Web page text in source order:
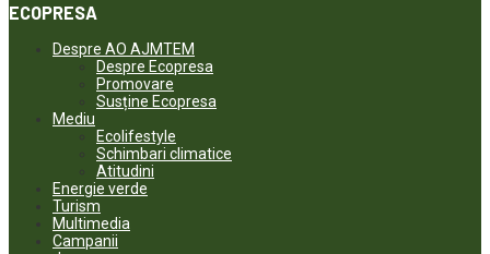
ECOPRESA
Despre AO AJMTEM
Despre Ecopresa
Promovare
Susține Ecopresa
Mediu
Ecolifestyle
Schimbari climatice
Atitudini
Energie verde
Turism
Multimedia
Campanii